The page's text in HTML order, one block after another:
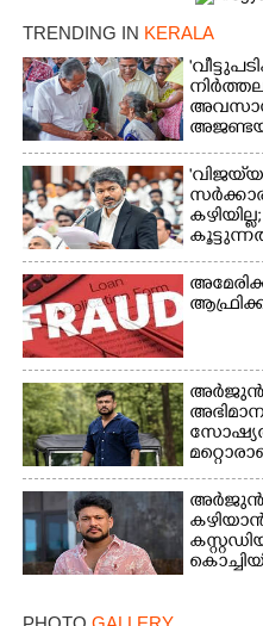
TRENDING IN KERALA
അർജുൻ
അർജുൻ